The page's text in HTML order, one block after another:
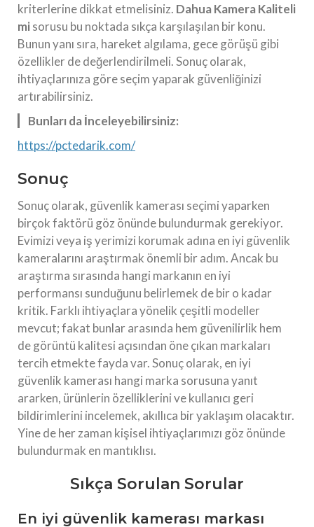
kriterlerine dikkat etmelisiniz. Dahua Kamera Kaliteli
misorusu bu noktada sıkça karşılaşılan bir konu.
Bunun yanı sıra, hareket algılama, gece görüşü gibi
özellikler de değerlendirilmeli. Sonuç olarak,
ihtiyaçlarınıza göre seçim yaparak güvenliğinizi
artırabilirsiniz.
Bunları da İnceleyebilirsiniz:
https://pctedarik.com/
Sonuç
Sonuç olarak, güvenlik kamerası seçimi yaparken
birçok faktörü göz önünde bulundurmak gerekiyor.
Evimizi veya iş yerimizi korumak adına en iyi güvenlik
kameralarını araştırmak önemli bir adım. Ancak bu
araştırma sırasında hangi markanın en iyi
performansı sunduğunu belirlemek de bir o kadar
kritik. Farklı ihtiyaçlara yönelik çeşitli modeller
mevcut; fakat bunlar arasında hem güvenilirlik hem
de görüntü kalitesi açısından öne çıkan markaları
tercih etmekte fayda var. Sonuç olarak, en iyi
güvenlik kamerası hangi marka sorusuna yanıt
ararken, ürünlerin özelliklerini ve kullanıcı geri
bildirimlerini incelemek, akıllıca bir yaklaşım olacaktır.
Yine de her zaman kişisel ihtiyaçlarımızı göz önünde
bulundurmak en mantıklısı.
Sıkça Sorulan Sorular
En iyi güvenlik kamerası markası